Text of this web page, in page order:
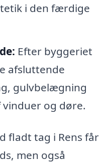
i den færdige
Efter byggeriet
afsluttende
gulvbelægning
og døre.
fladt tag i Rens får
men også